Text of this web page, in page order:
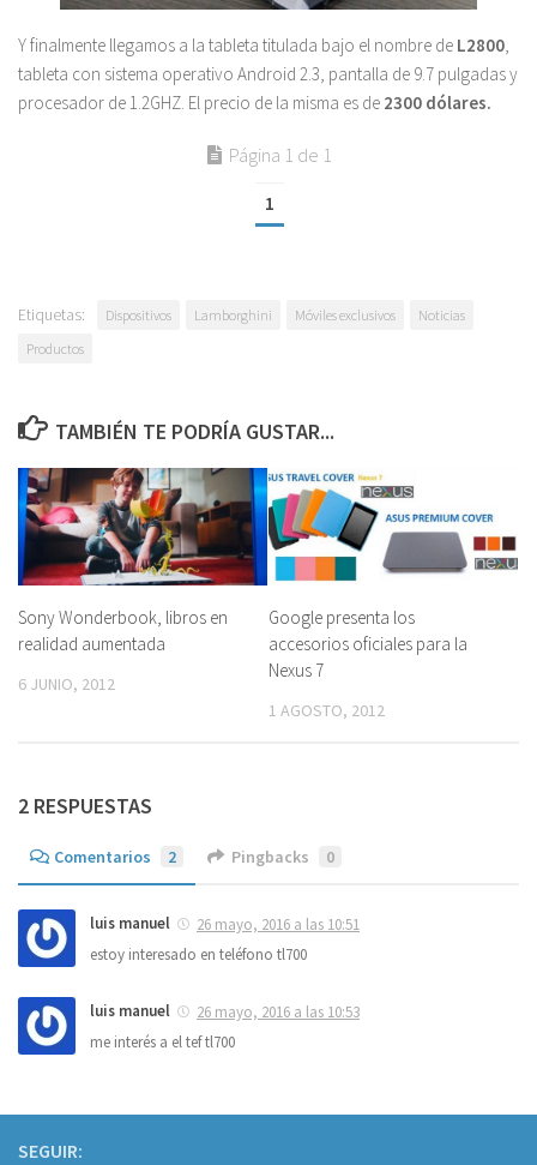
Y finalmente llegamos a la tableta titulada bajo el nombre de L2800,
tableta con sistema operativo Android 2.3, pantalla de 9.7 pulgadas y
procesador de 1.2GHZ. El precio de la misma es de 2300 dólares.
Página 1 de 1
1
Etiquetas: Dispositivos Lamborghini Móviles exclusivos
Noticias
Productos
TAMBIÉN TE PODRÍA GUSTAR...
Sony Wonderbook, libros en
realidad aumentada
6 JUNIO, 2012
Google presenta los
accesorios oficiales para la
Nexus 7
1 AGOSTO, 2012
2 RESPUESTAS
Comentarios 2 Pingbacks 0
luis manuel
26 mayo, 2016 a las 10:51
estoy interesado en teléfono tl700
luis manuel
26 mayo, 2016 a las 10:53
me interés a el tef tl700
SEGUIR: